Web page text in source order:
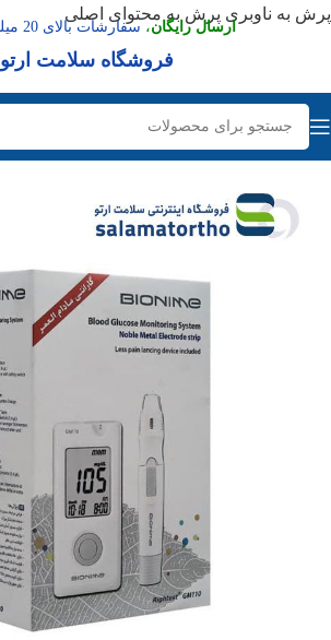
پرش به ناوبری پرش به محتوای اصلی
ارسال رایگان، سفارشات بالای 20 میلیون تومان
فروشگاه سلامت ارتو